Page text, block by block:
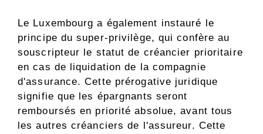
Le Luxembourg a également instauré le
principe du super-privilège, qui confère au
souscripteur le statut de créancier prioritaire
en cas de liquidation de la compagnie
d'assurance. Cette prérogative juridique
signifie que les épargnants seront
remboursés en priorité absolue, avant tous
les autres créanciers de l'assureur. Cette